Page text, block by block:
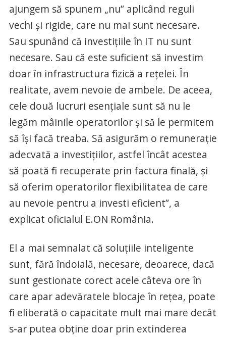
ajungem să spunem „nu” aplicând reguli
vechi şi rigide, care nu mai sunt necesare.
Sau spunând că investiţiile în IT nu sunt
necesare. Sau că este suficient să investim
doar în infrastructura fizică a reţelei. În
realitate, avem nevoie de ambele. De aceea,
cele două lucruri esenţiale sunt să nu le
legăm mâinile operatorilor şi să le permitem
să îşi facă treaba. Să asigurăm o remuneraţie
adecvată a investiţiilor, astfel încât acestea
să poată fi recuperate prin factura finală, şi
să oferim operatorilor flexibilitatea de care
au nevoie pentru a investi eficient”, a
explicat oficialul E.ON România.
El a mai semnalat că soluţiile inteligente
sunt, fără îndoială, necesare, deoarece, dacă
sunt gestionate corect acele câteva ore în
care apar adevăratele blocaje în reţea, poate
fi eliberată o capacitate mult mai mare decât
s-ar putea obţine doar prin extinderea